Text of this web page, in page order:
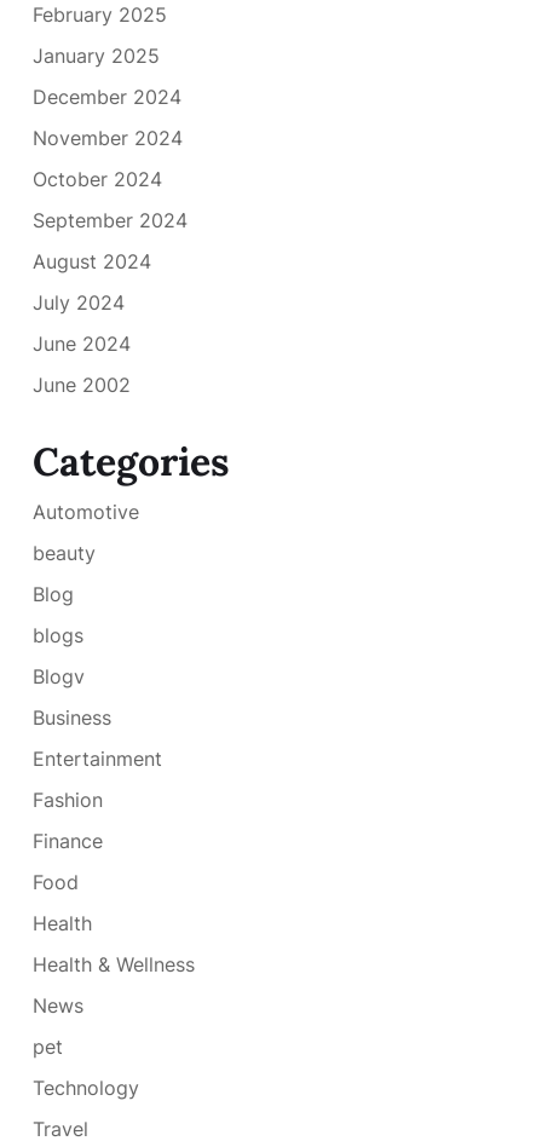
February 2025
January 2025
December 2024
November 2024
October 2024
September 2024
August 2024
July 2024
June 2024
June 2002
Categories
Automotive
beauty
Blog
blogs
Blogv
Business
Entertainment
Fashion
Finance
Food
Health
Health & Wellness
News
pet
Technology
Travel